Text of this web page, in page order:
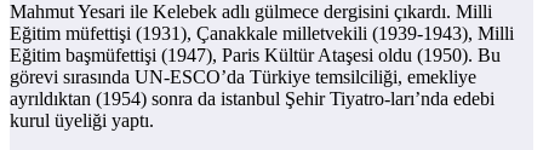
Mahmut Yesari ile Kelebek adlı gülmece dergisini çıkardı. Milli
Eğitim müfettişi (1931), Çanakkale milletvekili (1939-1943), Milli
Eğitim başmüfettişi (1947), Paris Kültür Ataşesi oldu (1950). Bu
görevi sırasında UN-ESCO’da Türkiye temsilciliği, emekliye
ayrıldıktan (1954) sonra da istanbul Şehir Tiyatro-ları’nda edebi
kurul üyeliği yaptı.